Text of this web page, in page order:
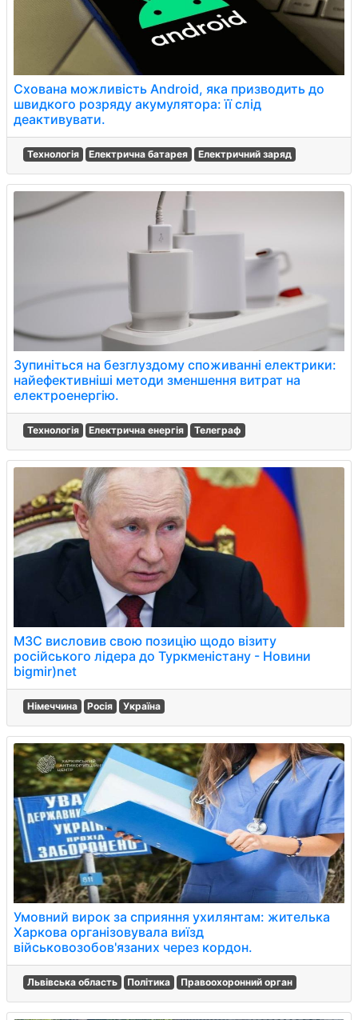
Схована можливість Android, яка призводить до
швидкого розряду акумулятора: її слід
деактивувати.
Технологія Електрична батарея Електричний заряд
Зупиніться на безглуздому споживанні електрики:
найефективніші методи зменшення витрат на
електроенергію.
Технологія Електрична енергія Телеграф
МЗС висловив свою позицію щодо візиту
російського лідера до Туркменістану - Новини
bigmir)net
Німеччина Росія Україна
Умовний вирок за сприяння ухилянтам: жителька
Харкова організовувала виїзд
військовозобов'язаних через кордон.
Львівська область Політика Правоохоронний орган